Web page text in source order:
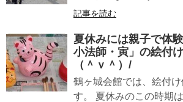
記事を読む
夏休みには親子で体
小法師・寅」の絵付
（＾ｖ＾）/
鶴ヶ城会館では、絵付け
す。 夏休みのこの時期